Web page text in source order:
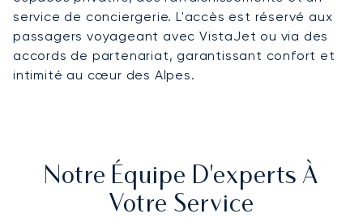
service de conciergerie. L'accès est réservé aux
passagers voyageant avec VistaJet ou via des
accords de partenariat, garantissant confort et
intimité au cœur des Alpes.
Notre Équipe D'experts À
Votre Service